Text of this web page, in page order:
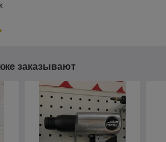
заказывают